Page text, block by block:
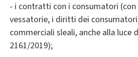
- i contratti con i consumatori (con
vessatorie, i diritti dei
commerciali sleali, anche alla luce
2161/2019);